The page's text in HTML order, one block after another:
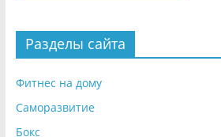
Разделы сайта
Фитнес на дому
Саморазвитие
Бокс